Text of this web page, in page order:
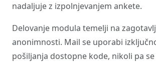
nadaljuje z izpolnjevanjem ankete.
Delovanje modula temelji na
anonimnosti. Mail se uporabi
pošiljanja dostopne kode, nikoli pa